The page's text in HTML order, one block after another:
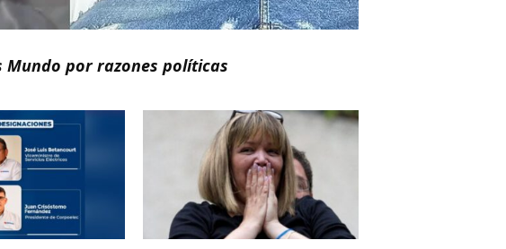
Mundo por razones políticas